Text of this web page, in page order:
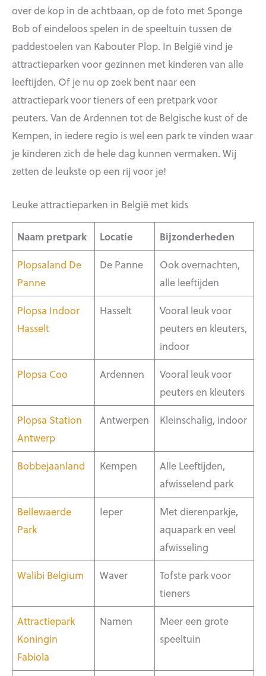
over de kop in de achtbaan, op de foto met Sponge
Bob of eindeloos spelen in de speeltuin tussen de
paddestoelen van Kabouter Plop. In België vind je
attractieparken voor gezinnen met kinderen van alle
leeftijden. Of je nu op zoek bent naar een
attractiepark voor tieners of een pretpark voor
peuters. Van de Ardennen tot de Belgische kust of de
Kempen, in iedere regio is wel een park te vinden waar
je kinderen zich de hele dag kunnen vermaken. Wij
zetten de leukste op een rij voor je!
Leuke attractieparken in België met kids
Naam pretpark Locatie
Bijzonderheden
Plopsaland De
Panne
De Panne
Ook overnachten,
alle leeftijden
Plopsa Indoor
Hasselt
Hasselt
Vooral leuk voor
peuters en kleuters,
indoor
Plopsa Coo
Ardennen
Vooral leuk voor
peuters en kleuters
Plopsa Station
Antwerp
Antwerpen Kleinschalig, indoor
Bobbejaanland Kempen
Alle Leeftijden,
afwisselend park
Bellewaerde
Park
Ieper
Met dierenparkje,
aquapark en veel
afwisseling
Walibi Belgium
Waver
Tofste park voor
tieners
Attractiepark
Koningin
Fabiola
Namen
Meer een grote
speeltuin